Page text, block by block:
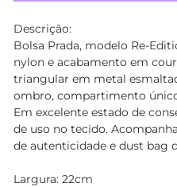
Descrição:
Bolsa Prada, modelo Re-
nylon e acabamento em
triangular em metal
ombro, compartimento
Em excelente estado de
de uso no tecido.
de autenticidade e dust bag
Largura: 22cm